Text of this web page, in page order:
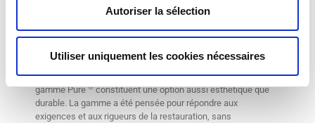
Autoriser la sélection
Utiliser uniquement les cookies nécessaires
GAMME PURE : DES
CONTENANTS À EMPORTER
FONCTIONNELS ET
ESTHÉTIQUES
Parmi les contenants pour la vente à emporter, ceux de la
gamme Pure®constituent une option aussi esthétique que
durable. La gamme a été pensée pour répondre aux
exigences et aux rigueurs de la restauration, sans